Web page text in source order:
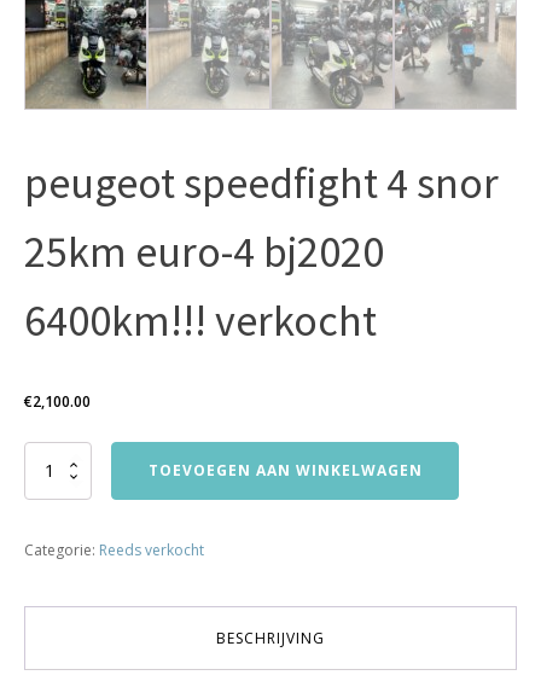
peugeot speedfight 4 snor
25km euro-4 bj2020
6400km!!! verkocht
€2,100.00
peugeot
speedfight
25km
verkocht
TOEVOEGEN AAN WINKELWAGEN
Categorie: Reeds verkocht
BESCHRIJVING